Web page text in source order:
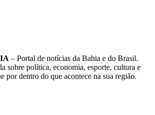
– Portal de notícias da Bahia e do Brasil.
sobre política, economia, esporte, cultura e
por dentro do que acontece na sua região.